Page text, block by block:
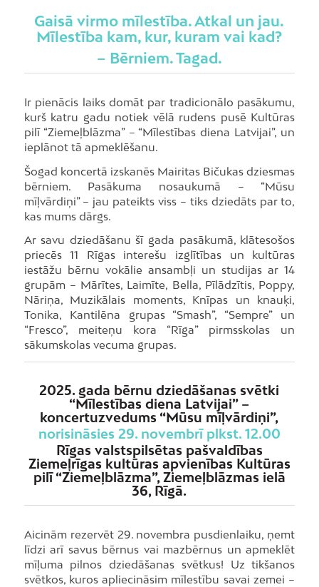
Gaisā virmo mīlestība. Atkal un jau.
Mīlestība kam, kur, kuram vai kad?
– Bērniem. Tagad.
Ir pienācis laiks domāt par tradicionālo pasākumu,
kurš katru gadu notiek vēlā rudens pusē Kultūras
pilī “Ziemeļblāzma” – “Mīlestības diena Latvijai”, un
ieplānot tā apmeklēšanu.
Šogad koncertā izskanēs Mairitas Bičukas dziesmas
bērniem. Pasākuma nosaukumā – “Mūsu
mīļvārdiņi” – jau pateikts viss – tiks dziedāts par to,
kas mums dārgs.
Ar savu dziedāšanu šī gada pasākumā, klātesošos
priecēs 11 Rīgas interešu izglītības un kultūras
iestāžu bērnu vokālie ansambļi un studijas ar 14
grupām – Mārītes, Laimīte, Bella, Pīlādzītis, Poppy,
Nāriņa, Muzikālais moments, Knīpas un knauķi,
Tonika, Kantilēna grupas “Smash”, “Sempre” un
“Fresco”, meiteņu kora “Rīga” pirmsskolas un
sākumskolas vecuma grupas.
2025. gada bērnu dziedāšanas svētki
“Mīlestības diena Latvijai” –
koncertuzvedums “Mūsu mīļvārdiņi”,
norisināsies 29. novembrī plkst. 12.00
Rīgas valstspilsētas pašvaldības
Ziemeļrīgas kultūras apvienības Kultūras
pilī “Ziemeļblāzma”, Ziemeļblāzmas ielā
36, Rīgā.
Aicinām rezervēt 29. novembra pusdienlaiku, ņemt
līdzi arī savus bērnus vai mazbērnus un apmeklēt
mīļuma pilnos dziedāšanas svētkus! Uz tikšanos
svētkos, kuros apliecināsim mīlestību savai zemei –